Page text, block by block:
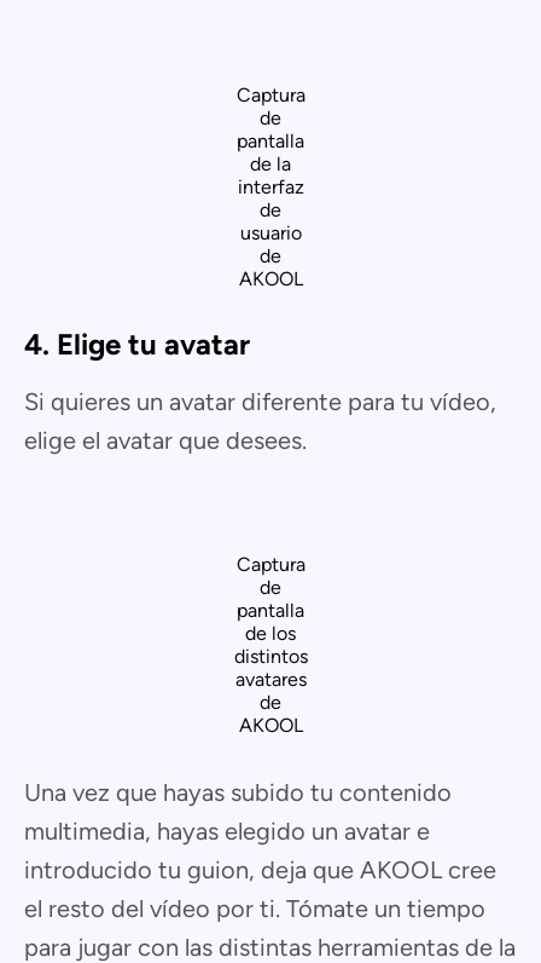
Captura
de
pantalla
de la
interfaz
de
usuario
de
AKOOL
4. Elige tu avatar
Si quieres un avatar diferente para tu vídeo,
elige el avatar que desees.
Captura
de
pantalla
de los
distintos
avatares
de
AKOOL
Una vez que hayas subido tu contenido
multimedia, hayas elegido un avatar e
introducido tu guion, deja que AKOOL cree
el resto del vídeo por ti. Tómate un tiempo
para jugar con las distintas herramientas de la